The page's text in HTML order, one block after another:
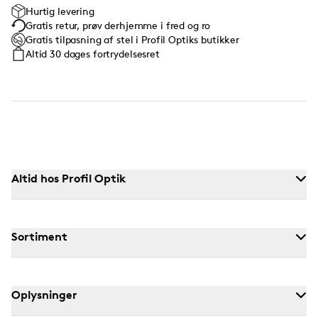
Hurtig levering
Gratis retur, prøv derhjemme i fred og ro
Gratis tilpasning af stel i Profil Optiks butikker
Altid 30 dages fortrydelsesret
Altid hos Profil Optik
Sortiment
Oplysninger